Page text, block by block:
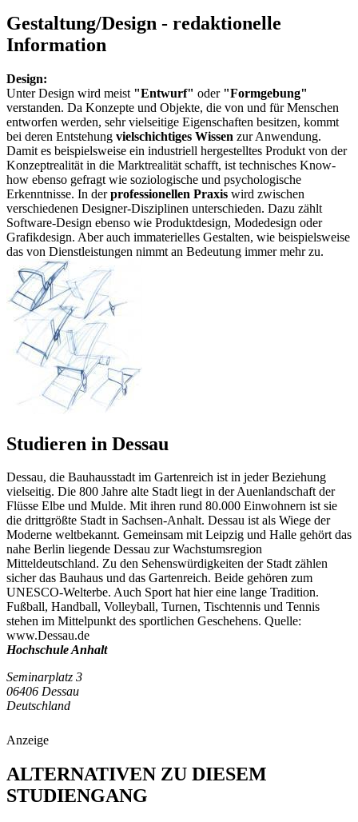
Gestaltung/Design - redaktionelle
Information
Design:
Unter Design wird meist "Entwurf" oder "Formgebung"
verstanden. Da Konzepte und Objekte, die von und für Menschen
entworfen werden, sehr vielseitige Eigenschaften besitzen, kommt
bei deren Entstehung vielschichtiges Wissen zur Anwendung.
Damit es beispielsweise ein industriell hergestelltes Produkt von der
Konzeptrealität in die Marktrealität schafft, ist technisches Know-
how ebenso gefragt wie soziologische und psychologische
Erkenntnisse. In derprofessionellen Praxis wird zwischen
verschiedenen Designer-Disziplinen unterschieden. Dazu zählt
Software-Design ebenso wie Produktdesign, Modedesign oder
Grafikdesign. Aber auch immaterielles Gestalten, wie beispielsweise
das von Dienstleistungen nimmt an Bedeutung immer mehr zu.
Studieren in Dessau
Dessau, die Bauhausstadt im Gartenreich ist in jeder Beziehung
vielseitig. Die 800 Jahre alte Stadt liegt in der Auenlandschaft der
Flüsse Elbe und Mulde. Mit ihren rund 80.000 Einwohnern ist sie
die drittgrößte Stadt in Sachsen-Anhalt. Dessau ist als Wiege der
Moderne weltbekannt. Gemeinsam mit Leipzig und Halle gehört das
nahe Berlin liegende Dessau zur Wachstumsregion
Mitteldeutschland. Zu den Sehenswürdigkeiten der Stadt zählen
sicher das Bauhaus und das Gartenreich. Beide gehören zum
UNESCO-Welterbe. Auch Sport hat hier eine lange Tradition.
Fußball, Handball, Volleyball, Turnen, Tischtennis und Tennis
stehen im Mittelpunkt des sportlichen Geschehens. Quelle:
www.Dessau.de
Hochschule Anhalt
Seminarplatz 3
06406 Dessau
Deutschland
Anzeige
ALTERNATIVEN ZU DIESEM
STUDIENGANG